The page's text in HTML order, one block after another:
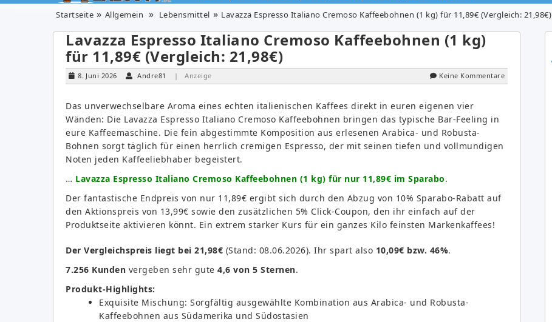
Startseite Allgemein Lebensmittel Lavazza Espresso Italiano Cremoso Kaffeebohnen (1 kg) für 11,89€ (Vergleich: 21,98€)
Lavazza Espresso Italiano Cremoso Kaffeebohnen (1 kg)
für 11,89€ (Vergleich: 21,98€)
8. Juni 2026 Andre81 | Anzeige Keine Kommentare
Das unverwechselbare Aroma eines echten italienischen Kaffees direkt in euren eigenen vier
Wänden: Die Lavazza Espresso Italiano Cremoso Kaffeebohnen bringen das typische Bar-Feeling in
eure Kaffeemaschine. Die fein abgestimmte Komposition aus erlesenen Arabica- und Robusta-
Bohnen sorgt täglich für einen herrlich cremigen Espresso, der mit seinen tiefen und vollmundigen
Noten jeden Kaffeeliebhaber begeistert.
… Lavazza Espresso Italiano Cremoso Kaffeebohnen (1 kg) für nur 11,89€ im Sparabo.
Der fantastische Endpreis von nur 11,89€ ergibt sich durch den Abzug von 10% Sparabo-Rabatt auf
den Aktionspreis von 13,99€ sowie den zusätzlichen 5% Click-Coupon, den ihr einfach auf der
Produktseite aktivieren könnt. Ein extrem starker Kurs für ein ganzes Kilo feinsten Markenkaffees!
Der Vergleichspreis liegt bei 21,98€ (Stand: 08.06.2026). Ihr spart also 10,09€ bzw. 46%.
7.256 Kunden vergeben sehr gute 4,6 von 5 Sternen.
Produkt-Highlights:
Exquisite Mischung: Sorgfältig ausgewählte Kombination aus Arabica- und Robusta-
Kaffeebohnen aus Südamerika und Südostasien